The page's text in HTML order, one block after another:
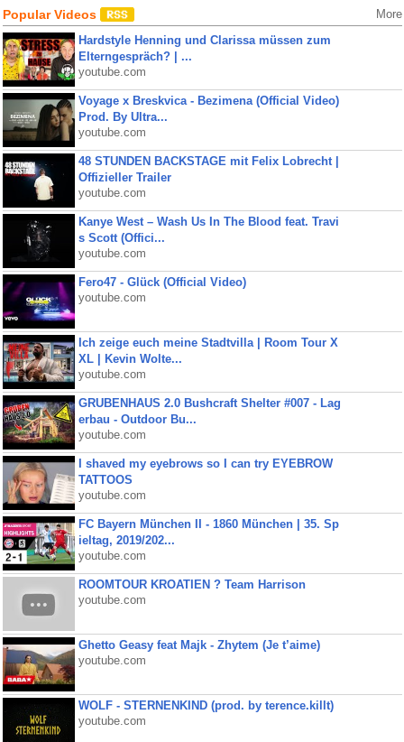
Popular Videos More
Hardstyle Henning und Clarissa müssen zum
Elterngespräch? | ...
youtube.com
Voyage x Breskvica - Bezimena (Official Video)
Prod. By Ultra...
youtube.com
48 STUNDEN BACKSTAGE mit Felix Lobrecht |
Offizieller Trailer
youtube.com
Kanye West – Wash Us In The Blood feat. Travi
s Scott (Offici...
youtube.com
Fero47 - Glück (Official Video)
youtube.com
Ich zeige euch meine Stadtvilla | Room Tour X
XL | Kevin Wolte...
youtube.com
GRUBENHAUS 2.0 Bushcraft Shelter #007 - Lag
erbau - Outdoor Bu...
youtube.com
I shaved my eyebrows so I can try EYEBROW
TATTOOS
youtube.com
FC Bayern München II - 1860 München | 35. Sp
ieltag, 2019/202...
youtube.com
ROOMTOUR KROATIEN ? Team Harrison
youtube.com
Ghetto Geasy feat Majk - Zhytem (Je t’aime)
youtube.com
WOLF - STERNENKIND (prod. by terence.killt)
youtube.com